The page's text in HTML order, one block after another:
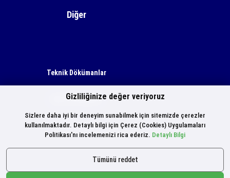
Diğer
Teknik Dökümanlar
Motor Hacimleri
Üretim Belgeleri
Gizliliğinize değer veriyoruz
Sizlere daha iyi bir deneyim sunabilmek için sitemizde çerezler
kullanılmaktadır. Detaylı bilgi için Çerez (Cookies) Uygulamaları
Politikası'nı incelemenizi rica ederiz. Detaylı Bilgi
Tümünü reddet